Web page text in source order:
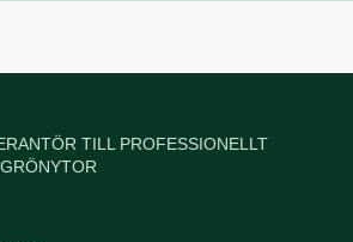
TILL PROFESSIONELLT